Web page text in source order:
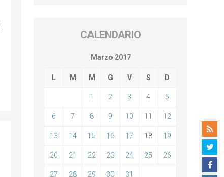
CALENDARIO
Marzo 2017
L M M G V S D
1 2 3 4 5
6 7 8 9 10 11 12
13 14 15 16 17 18 19
20 21 22 23 24 25 26
27 28 29 30 31